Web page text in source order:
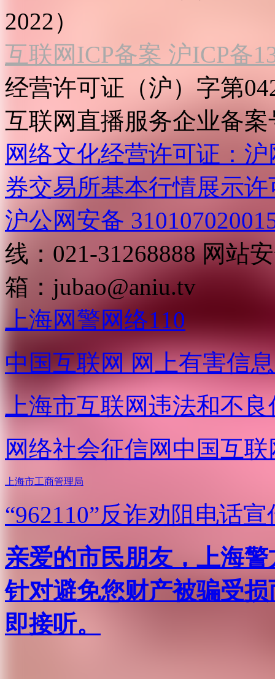
2022）
互联网ICP备案 沪ICP备
经营许可证（沪）字第
互联网直播服务企业备案
网络文化经营许可证：
券交易所基本行情展示许
沪公网安备
线：021-31268888 网站
箱： jubao@aniu.tv
上海网警网络110
中国互联网 网上有害信
上海市互联网违法和不
网络社会征信网 中国互
上海市工商管理局
“962110”反诈劝阻电话宣
亲爱的市民朋友，上海
针对避免您财产被骗受
即接听。